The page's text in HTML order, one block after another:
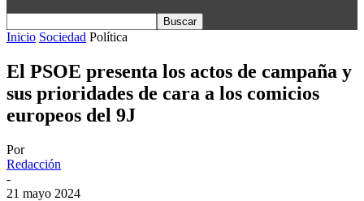
Inicio Sociedad Política
El PSOE presenta los actos de campaña y
sus prioridades de cara a los comicios
europeos del 9J
Por
Redacción
-
21 mayo 2024